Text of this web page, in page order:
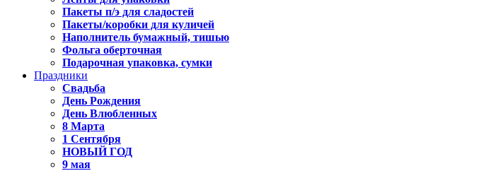
Пакеты п/э для сладостей
Пакеты/коробки для куличей
Наполнитель бумажный, тишью
Фольга оберточная
Подарочная упаковка, сумки
Праздники
Свадьба
День Рождения
День Влюбленных
8 Марта
1 Сентября
НОВЫЙ ГОД
9 мая